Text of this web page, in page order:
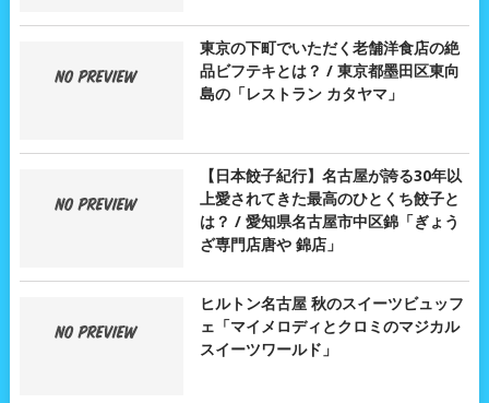
東京の下町でいただく老舗洋食店の絶
品ビフテキとは？ / 東京都墨田区東向
島の「レストラン カタヤマ」
【日本餃子紀行】名古屋が誇る30年以
上愛されてきた最高のひとくち餃子と
は？ / 愛知県名古屋市中区錦「ぎょう
ざ専門店唐や 錦店」
ヒルトン名古屋 秋のスイーツビュッフ
ェ「マイメロディとクロミのマジカル
スイーツワールド」